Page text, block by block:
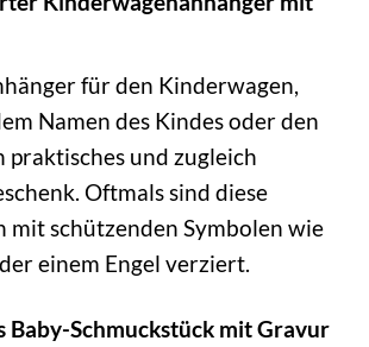
für den Kinderwagen,
Namen des Kindes oder den
praktisches und zugleich
Oftmals sind diese
mit schützenden Symbolen wie
einem Engel verziert.
Baby-Schmuckstück mit Gravur